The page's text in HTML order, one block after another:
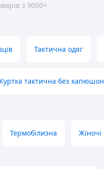
з 9000+
Тактична одяг
Куртка тактична без
Термобілизна